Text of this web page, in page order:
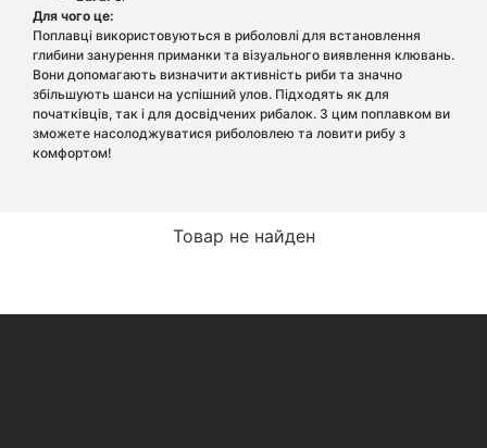
Для чого це:
Поплавці використовуються в риболовлі для встановлення
глибини занурення приманки та візуального виявлення клювань.
Вони допомагають визначити активність риби та значно
збільшують шанси на успішний улов. Підходять як для
початківців, так і для досвідчених рибалок. З цим поплавком ви
зможете насолоджуватися риболовлею та ловити рибу з
комфортом!
Товар не найден